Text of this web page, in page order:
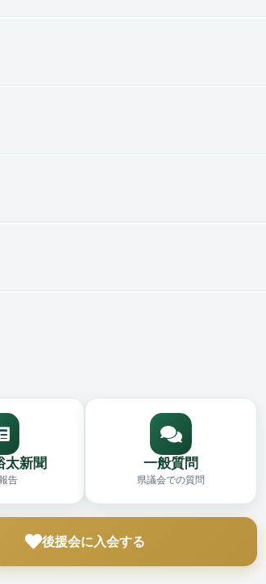
太新聞
告
一般質問
県議会での質問
後援会に入会する